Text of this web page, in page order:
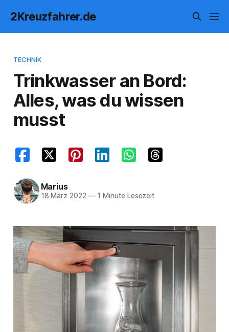
2Kreuzfahrer.de
TECHNIK
Trinkwasser an Bord:
Alles, was du wissen
musst
Marius
18 März 2022 —1 Minute Lesezeit